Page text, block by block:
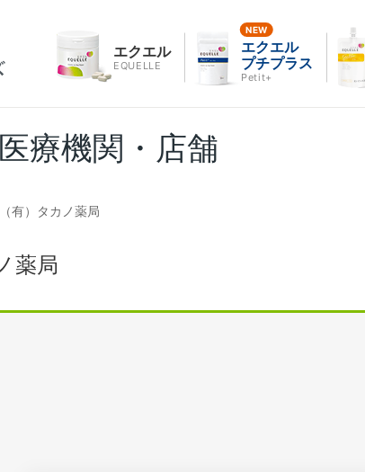
エクエル
EQUELLE
エクエル
プチプラス
Petit+
療機関・店舗
（有）タカノ薬局
薬局